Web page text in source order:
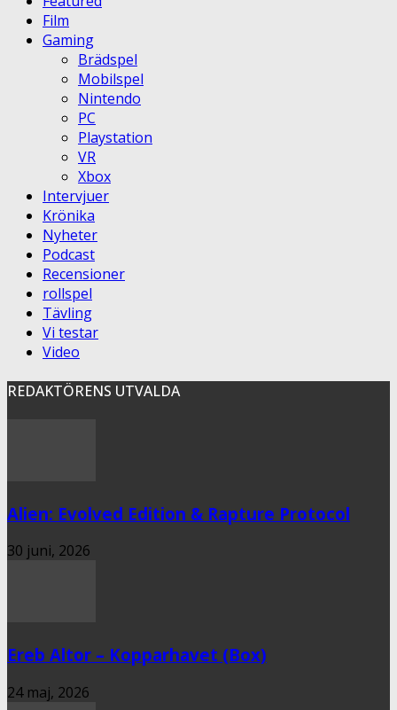
Film
Gaming
Brädspel
Mobilspel
Nintendo
PC
Playstation
VR
Xbox
Intervjuer
Krönika
Nyheter
Podcast
Recensioner
rollspel
Tävling
Vi testar
Video
REDAKTÖRENS UTVALDA
Alien: Evolved Edition & Rapture Protocol
30 juni, 2026
Ereb Altor – Kopparhavet (Box)
24 maj, 2026